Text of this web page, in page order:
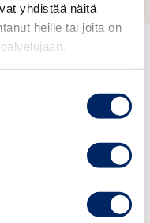
yhdistää näitä
heille tai joita on